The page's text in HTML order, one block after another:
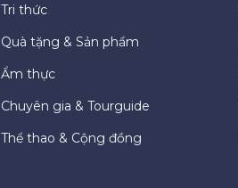
Tri thức
Quà tặng & Sản phẩm
Ẩm thực
Chuyên gia & Tourguide
Thể thao & Cộng đồng